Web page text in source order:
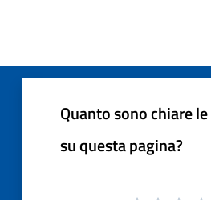
Quanto sono chiare
su questa pagina?